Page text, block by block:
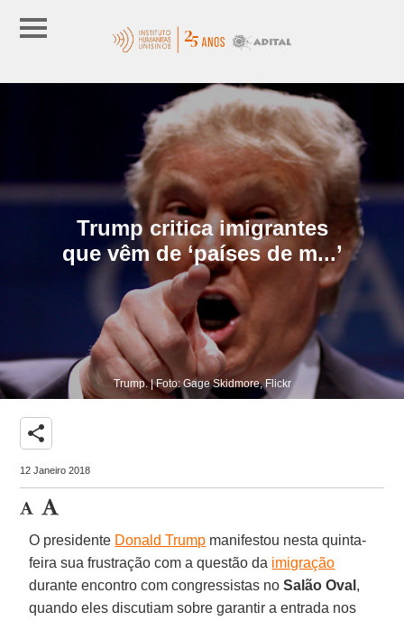
Trump critica imigrantes
que vêm de ‘países de m...’
Trump. | Foto: Gage Skidmore, Flickr
share
12 Janeiro 2018
O presidente Donald Trump manifestou nesta quinta-
feira sua frustração com a questão da imigração
durante encontro com congressistas noSalão Oval ,
quando eles discutiam sobre garantir a entrada nos